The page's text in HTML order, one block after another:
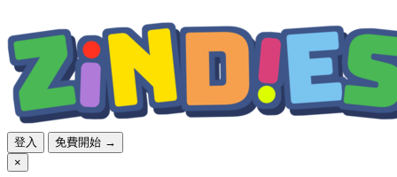
登入
免費開始 →
×